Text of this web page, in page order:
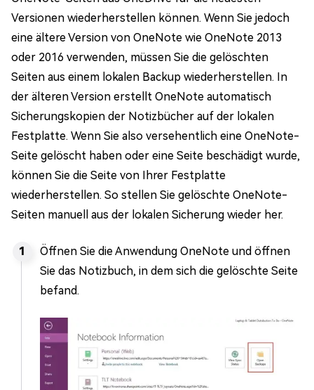
Versionen wiederherstellen können. Wenn Sie jedoch
eine ältere Version von OneNote wie OneNote 2013
oder 2016 verwenden, müssen Sie die gelöschten
Seiten aus einem lokalen Backup wiederherstellen. In
der älteren Version erstellt OneNote automatisch
Sicherungskopien der Notizbücher auf der lokalen
Festplatte. Wenn Sie also versehentlich eine OneNote-
Seite gelöscht haben oder eine Seite beschädigt wurde,
können Sie die Seite von Ihrer Festplatte
wiederherstellen. So stellen Sie gelöschte OneNote-
Seiten manuell aus der lokalen Sicherung wieder her.
Öffnen Sie die Anwendung OneNote und öffnen
Sie das Notizbuch, in dem sich die gelöschte Seite
befand.